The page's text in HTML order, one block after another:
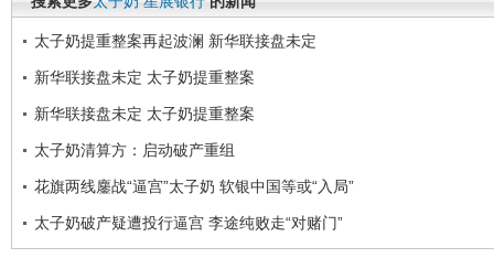
太子奶提重整案再起波澜 新华联接盘未定
新华联接盘未定 太子奶提重整案
新华联接盘未定 太子奶提重整案
太子奶清算方：启动破产重组
花旗两线鏖战“逼宫”太子奶 软银中国等或“入局”
太子奶破产疑遭投行逼宫 李途纯败走“对赌门”